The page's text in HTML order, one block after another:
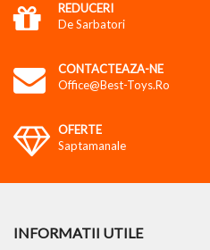
REDUCERI
De Sarbatori
CONTACTEAZA-NE
Office@best-Toys.ro
OFERTE
Saptamanale
INFORMATII UTILE